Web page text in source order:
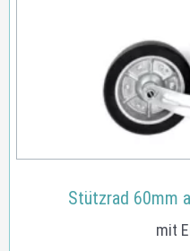
Stützrad 60mm
mit